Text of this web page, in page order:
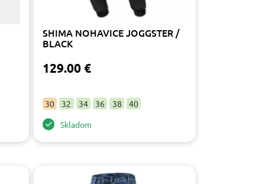
SHIMA NOHAVICE JOGGSTER /
BLACK
129.00 €
30 32 34 36 38
40
Skladom